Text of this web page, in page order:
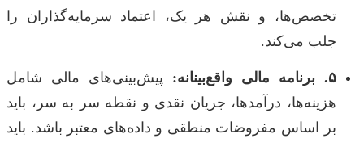
تخصص‌ها، و نقش هر یک، اعتماد سرمایه‌گذاران را
جلب می‌کند.
۵. برنامه مالی واقع‌بینانه:
پیش‌بینی‌های مالی شامل
هزینه‌ها، درآمدها، جریان نقدی و نقطه سر به سر، باید
بر اساس مفروضات منطقی و داده‌های معتبر باشد. باید